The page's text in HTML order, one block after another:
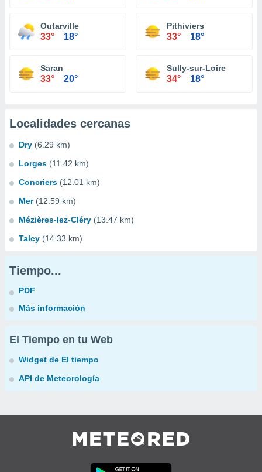
Outarville
33° 18°
Pithiviers
33° 18°
Saran
33° 20°
Sully-sur-Loire
34° 18°
Localidades cercanas
Dry (6.29 km)
Lorges (11.42 km)
Concriers (12.01 km)
Mer (12.59 km)
Mézières-lez-Cléry (13.47 km)
Talcy (14.33 km)
Tiempo...
PDF
Más información
El Tiempo en tu Web
Widget de El tiempo
API de Meteorología